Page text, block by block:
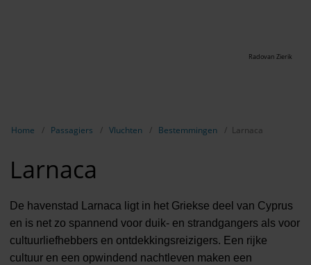
Radovan Zierik
Home Passagiers Vluchten Bestemmingen Larnaca
Larnaca
De havenstad Larnaca ligt in het Griekse deel van Cyprus
en is net zo spannend voor duik- en strandgangers als voor
cultuurliefhebbers en ontdekkingsreizigers. Een rijke
cultuur en een opwindend nachtleven maken een